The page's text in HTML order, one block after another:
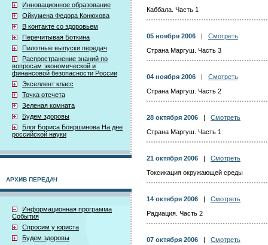
Инновационное образование
Ойкумена Федора Конюхова
В контакте со здоровьем
Перечитывая Боткина
Пилотные выпуски передач
Распространение знаний по
вопросам экономической и
финансовой безопасности России
Экселлент класс
Точка отсчета
Зеленая комната
Будем здоровы
Блог Бориса Бояршинова На дне
российской науки
АРХИВ ПЕРЕДАЧ
Информационная программа
События
Спросим у юриста
Будем здоровы
Каббала. Часть 1
05 ноября 2006
Смотреть
Страна Маргуш. Часть 3
04 ноября 2006
Смотреть
Страна Маргуш. Часть 2
28 октября 2006
Смотреть
Страна Маргуш. Часть 1
21 октября 2006
Смотреть
Токсикация окружающей среды
14 октября 2006
Смотреть
Радиация. Часть 2
07 октября 2006 Смотреть